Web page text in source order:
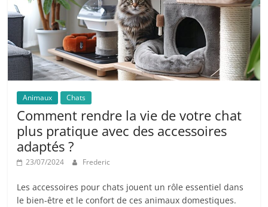
Animaux Chats
Comment rendre la vie de votre chat
plus pratique avec des accessoires
adaptés ?
23/07/2024 Frederic
Les accessoires pour chats jouent un rôle essentiel dans
le bien-être et le confort de ces animaux domestiques.